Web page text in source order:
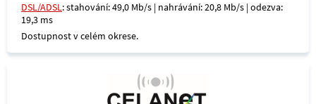
DSL/ADSL: stahování: 49,0 Mb/s | nahrávání: 20,8 Mb/s | odezva:
19,3 ms
Dostupnost v celém okrese.